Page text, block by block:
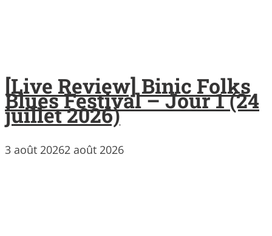
[Live Review] Binic Folks
Blues Festival – Jour 1 (24
juillet 2026)
3 août 20262 août 2026